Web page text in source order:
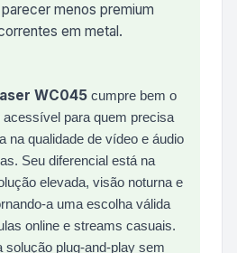
menos premium
em metal.
WC045 cumpre bem o
acessível para quem precisa
na qualidade de vídeo e áudio
Seu diferencial está na
elevada, visão noturna e
uma escolha válida
online e streams casuais.
plug‑and‑play sem